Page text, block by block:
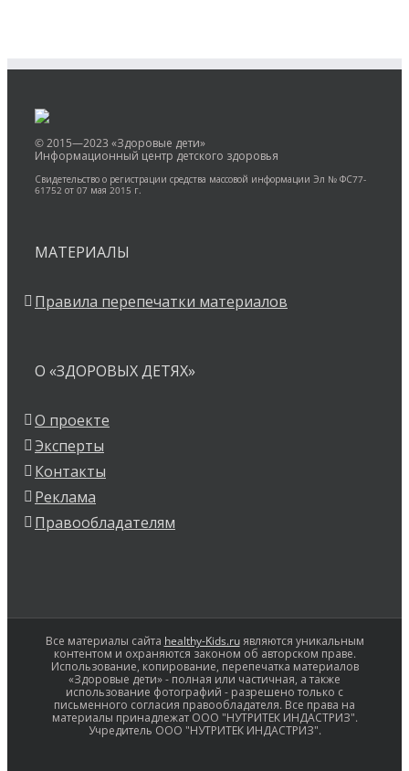
© 2015—2023 «Здоровые дети»
Информационный центр детского здоровья
Свидетельство о регистрации средства массовой информации Эл № ФС77-
61752 от 07 мая 2015 г.
МАТЕРИАЛЫ
Правила перепечатки материалов
О «ЗДОРОВЫХ ДЕТЯХ»
О проекте
Эксперты
Контакты
Реклама
Правообладателям
Все материалы сайта healthy-Kids.ruявляются уникальным
контентом и охраняются законом об авторском праве.
Использование, копирование, перепечатка материалов
«Здоровые дети» - полная или частичная, а также
использование фотографий - разрешено только с
письменного согласия правообладателя. Все права на
материалы принадлежат ООО "НУТРИТЕК ИНДАСТРИЗ".
Учредитель ООО "НУТРИТЕК ИНДАСТРИЗ".